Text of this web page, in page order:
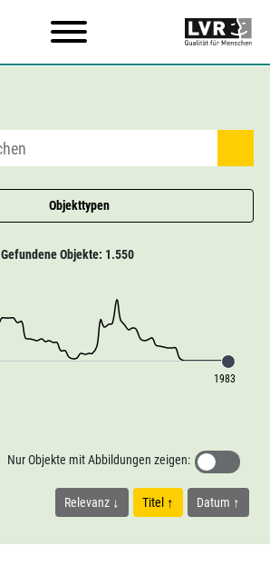
Objekttypen
Gefundene Objekte: 1.550
1983
Relevanz Titel Datum
Nur Objekte mit Abbildungen zeigen: